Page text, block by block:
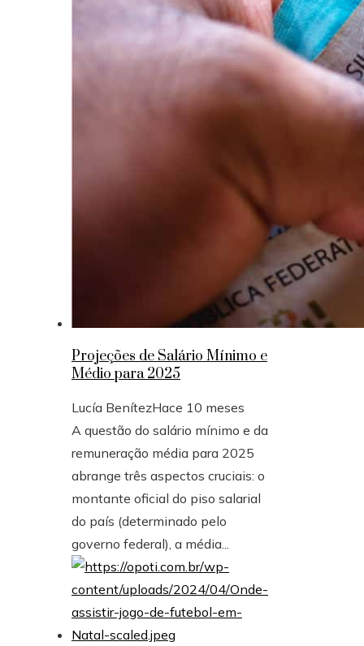
Projeções de Salário Mínimo e
Médio para 2025
Lucía BenítezHace 10 meses
A questão do salário mínimo e da
remuneração média para 2025
abrange três aspectos cruciais: o
montante oficial do piso salarial
do país (determinado pelo
governo federal), a média...